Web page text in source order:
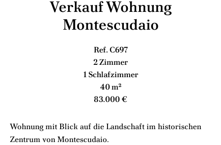
Verkauf Wohnung
Montescudaio
Ref. C697
2 Zimmer
1 Schlafzimmer
40 m²
83.000 €
Wohnung mit Blick auf die Landschaft im historischen
Zentrum von Montescudaio.